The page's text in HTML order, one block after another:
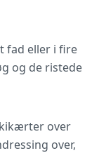
fad eller i fire
og de ristede
over
over,